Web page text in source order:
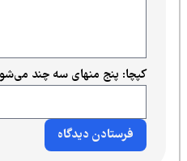
کپچا: پنج منهای سه چند می‌شود؟*